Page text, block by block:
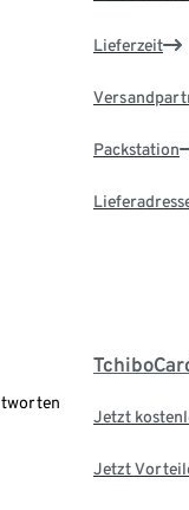
Lieferzeit
Packstation
Jetzt
Jetzt